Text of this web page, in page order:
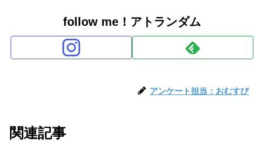
follow me！アトランダム
アンケート担当：おむすび
関連記事